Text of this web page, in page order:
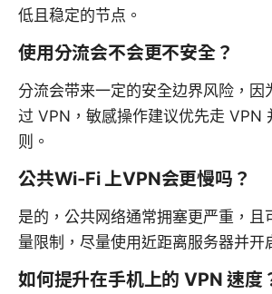
低且稳定的节点。
使用分流会不会更不安全？
分流会带来一定的安全边界风险，因
过 VPN，敏感操作建议优先走 VPN
则。
公共Wi‑Fi 上VPN会更慢吗？
是的，公共网络通常拥塞更严重，且
量限制，尽量使用近距离服务器并开
如何提升在手机上的 VPN 速度